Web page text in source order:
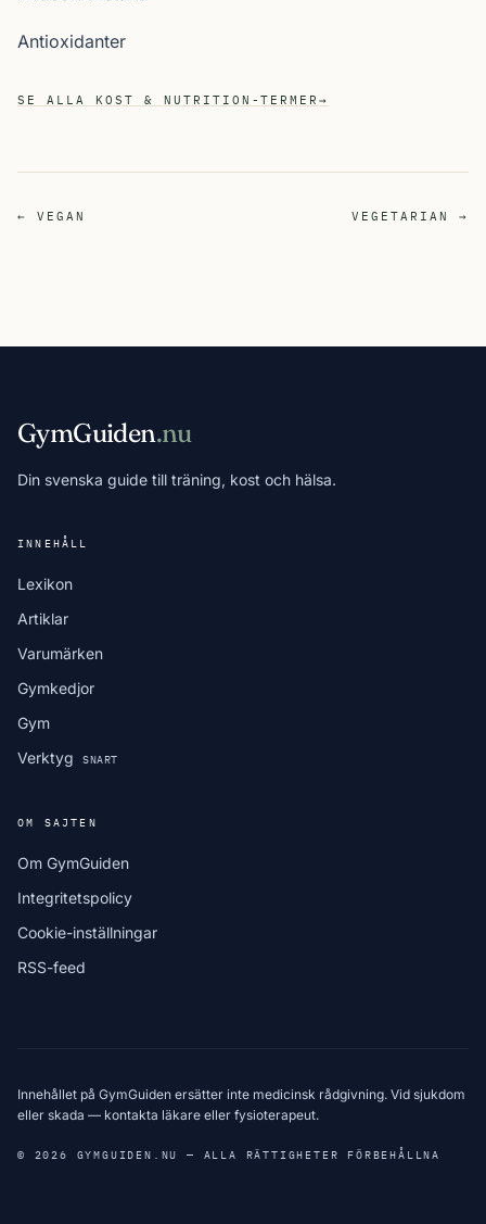
Antioxidanter
SE ALLA KOST & NUTRITION-TERMER→
← VEGAN VEGETARIAN →
GymGuiden.nu
Din svenska guide till träning, kost och hälsa.
INNEHÅLL
Lexikon
Artiklar
Varumärken
Gymkedjor
Gym
Verktyg
SNART
OM SAJTEN
Om GymGuiden
Integritetspolicy
Cookie-inställningar
RSS-feed
Innehållet på GymGuiden ersätter inte medicinsk rådgivning. Vid sjukdom
eller skada — kontakta läkare eller fysioterapeut.
© 2026 GYMGUIDEN.NU — ALLA RÄTTIGHETER FÖRBEHÅLLNA